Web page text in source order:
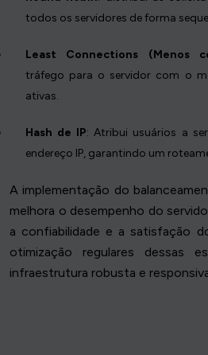
todos os servidores de forma
Least Connections (Menos
tráfego para o servidor com o
ativas.
Hash de IP: Atribui usuários a
endereço IP, garantindo um
A implementação do
melhora o desempenho do
a confiabilidade e a satisfação
otimização regulares dessas
infraestrutura robusta e